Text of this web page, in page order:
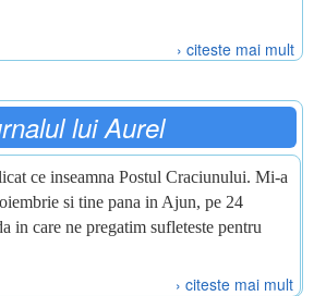
› citeste mai mult
lui Aurel
ce inseamna Postul Craciunului. Mi-a
si tine pana in Ajun, pe 24
in care ne pregatim sufleteste pentru
› citeste mai mult